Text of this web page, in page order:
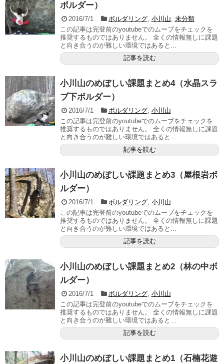
ボルダー）
2016/7/1 ボルダリング, 小川山, 未分類
この記事は完登前のyoutubeでのムーブをチェックを
推奨するものではありません。 全くの情報無しに課題
と向き合うのが難しい環境ではあると...
記事を読む
小川山のめぼしい課題まとめ4（水晶スラ
ブ下ボルダー）
2016/7/1 ボルダリング, 小川山
この記事は完登前のyoutubeでのムーブをチェックを
推奨するものではありません。 全くの情報無しに課題
と向き合うのが難しい環境ではあると...
記事を読む
小川山のめぼしい課題まとめ3（屋根岩ボ
ルダー）
2016/7/1 ボルダリング, 小川山
この記事は完登前のyoutubeでのムーブをチェックを
推奨するものではありません。 全くの情報無しに課題
と向き合うのが難しい環境ではあると...
記事を読む
小川山のめぼしい課題まとめ2（林の中ボ
ルダー）
2016/7/1 ボルダリング, 小川山
この記事は完登前のyoutubeでのムーブをチェックを
推奨するものではありません。 全くの情報無しに課題
と向き合うのが難しい環境ではあると...
記事を読む
小川山のめぼしい課題まとめ1（石楠花遊